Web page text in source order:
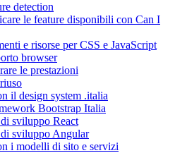
detection
le feature disponibili con Can I
e risorse per CSS e JavaScript
browser
le prestazioni
il design system .italia
Bootstrap Italia
sviluppo React
sviluppo Angular
i modelli di sito e servizi